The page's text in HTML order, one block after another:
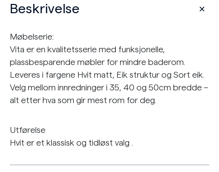
Beskrivelse
Møbelserie:
Vita er en kvalitetsserie med funksjonelle,
plassbesparende møbler for mindre baderom.
Leveres i fargene Hvit matt, Eik struktur og Sort eik.
Velg mellom innredninger i 35, 40 og 50cm bredde –
alt etter hva som gir mest rom for deg.
Utførelse
Hvit er et klassisk og tidløst valg .